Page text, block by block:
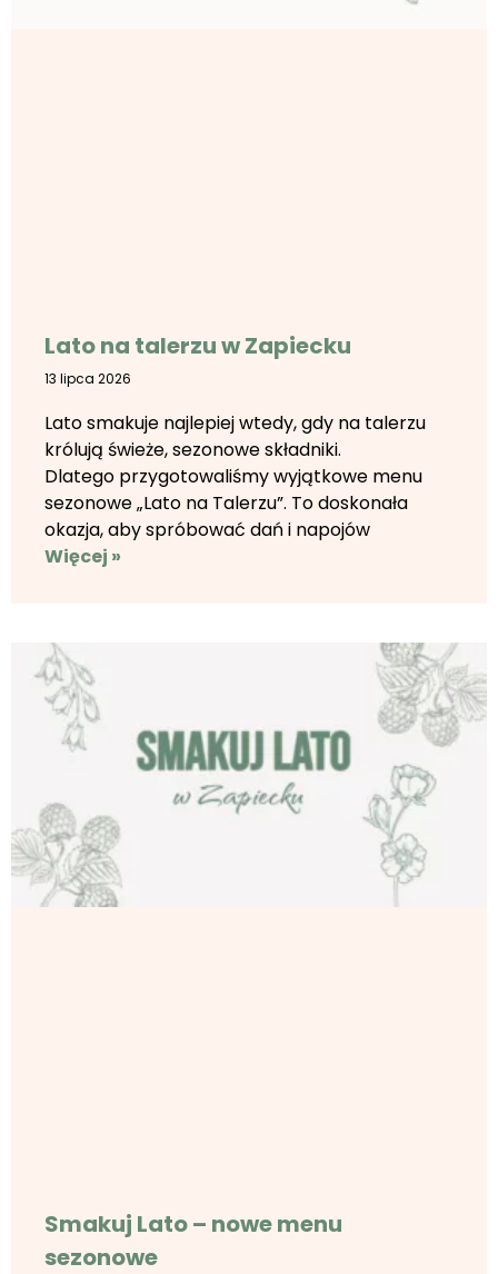
Lato na talerzu w Zapiecku
13 lipca 2026
Lato smakuje najlepiej wtedy, gdy na talerzu
królują świeże, sezonowe składniki.
Dlatego przygotowaliśmy wyjątkowe menu
sezonowe „Lato na Talerzu”. To doskonała
okazja, aby spróbować dań i napojów
Więcej »
Smakuj Lato – nowe menu
sezonowe